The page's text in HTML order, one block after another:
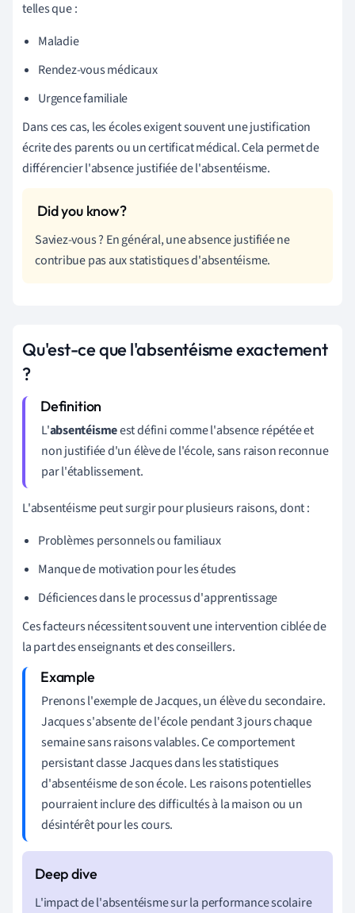
telles que :
Maladie
Rendez-vous médicaux
Urgence familiale
Dans ces cas, les écoles exigent souvent une justification
écrite des parents ou un certificat médical. Cela permet de
différencier l'absence justifiée de l'absentéisme.
Saviez-vous ? En général, une absence justifiée ne
contribue pas aux statistiques d'absentéisme.
Qu'est-ce que l'absentéisme exactement
?
L'absentéismeest défini comme l'absence répétée et
non justifiée d'un élève de l'école, sans raison reconnue
par l'établissement.
L'absentéisme peut surgir pour plusieurs raisons, dont :
Problèmes personnels ou familiaux
Manque de motivation pour les études
Déficiences dans le processus d'apprentissage
Ces facteurs nécessitent souvent une intervention ciblée de
la part des enseignants et des conseillers.
Prenons l'exemple de Jacques, un élève du secondaire.
Jacques s'absente de l'école pendant 3 jours chaque
semaine sans raisons valables. Ce comportement
persistant classe Jacques dans les statistiques
d'absentéisme de son école. Les raisons potentielles
pourraient inclure des difficultés à la maison ou un
désintérêt pour les cours.
L'impact de l'absentéisme sur la performance scolaire